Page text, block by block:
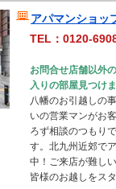
アパマンショッ
TEL：0120-
お問合せ店舗以外
入りの部屋見つけま
八幡のお引越しの
いの営業マンがお
ろず相談のつもり
す。北九州近郊で
中！ご来店が難し
皆様のお越しをス